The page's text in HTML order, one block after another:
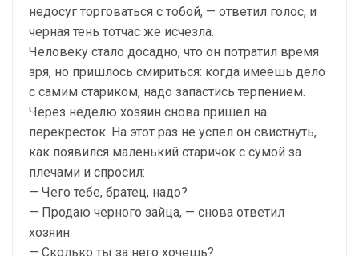
недосуг торговаться с тобой, — ответил голос, и
черная тень тотчас же исчезла.
Человеку стало досадно, что он потратил время
зря, но пришлось смириться: когда имеешь дело
с самим стариком, надо запастись терпением.
Через неделю хозяин снова пришел на
перекресток. На этот раз не успел он свистнуть,
как появился маленький старичок с сумой за
плечами и спросил:
— Чего тебе, братец, надо?
— Продаю черного зайца, — снова ответил
хозяин.
— Сколько ты за него хочешь?